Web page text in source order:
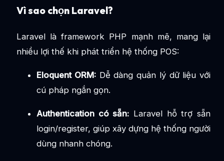
Vì sao chọn Laravel?
Laravel là framework PHP mạnh mẽ, mang lại
nhiều lợi thế khi phát triển hệ thống POS:
Eloquent ORM:Dễ dàng quản lý dữ liệu với
cú pháp ngắn gọn.
Authentication có sẵn: Laravel hỗ trợ sẵn
login/register, giúp xây dựng hệ thống người
dùng nhanh chóng.